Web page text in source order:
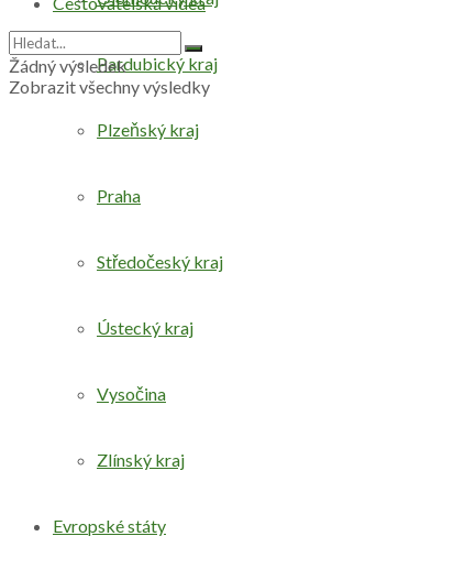
Pardubický kraj
Plzeňský kraj
Praha
Středočeský kraj
Ústecký kraj
Vysočina
Zlínský kraj
Evropské státy
Žádný výsledek
Zobrazit všechny výsledky